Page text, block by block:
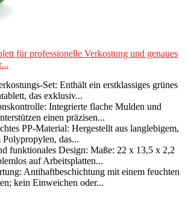
für professionelle Verkostung und genaues
Set: Enthält ein erstklassiges grünes
das exklusiv...
Integrierte flache Mulden und
einen präzisen...
PP-Material: Hergestellt aus langlebigem,
Polypropylen, das...
funktionales Design: Maße: 22 x 13,5 x 2,2
auf Arbeitsplatten...
Antihaftbeschichtung mit einem feuchten
kein Einweichen oder...